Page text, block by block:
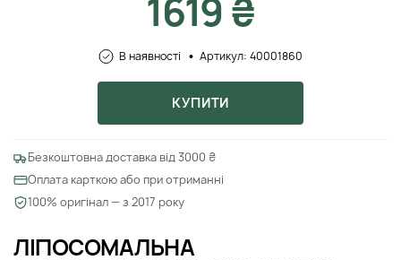
ЛІПОСОМАЛЬНА
1619 ₴
В наявності Артикул: 40001860
КУПИТИ
Безкоштовна доставка від 3000 ₴
Оплата карткою або при отриманні
100% оригінал — з 2017 року